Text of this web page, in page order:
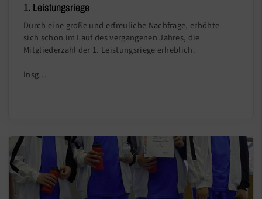
1. Leistungsriege
Durch eine große und erfreuliche Nachfrage, erhöhte
sich schon im Lauf des vergangenen Jahres, die
Mitgliederzahl der 1. Leistungsriege erheblich.
Insg…